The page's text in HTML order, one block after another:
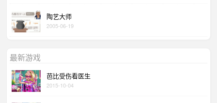
陶艺大师
2005-06-19
最新游戏
芭比受伤看医生
2015-10-04